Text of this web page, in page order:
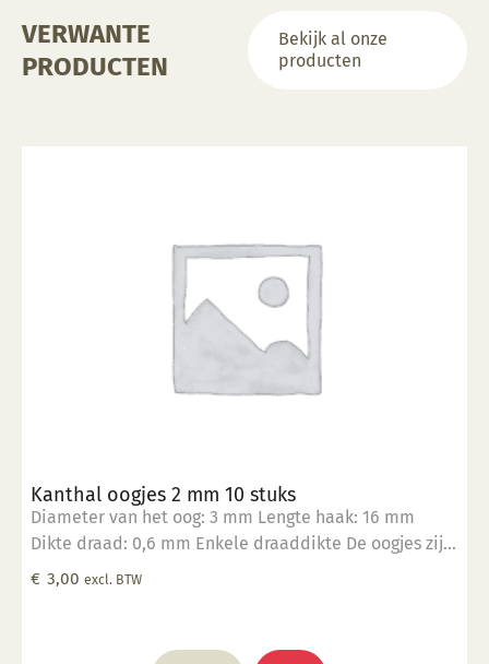
VERWANTE
PRODUCTEN
Bekijk al onze
producten
Kanthal oogjes 2 mm 10 stuks
Diameter van het oog: 3 mm Lengte haak: 16 mm
Dikte draad: 0,6 mm Enkele draaddikte De oogjes zijn
hittebestendig tot 1400°C Geschikt om in klei te
€ 3,00 excl. BTW